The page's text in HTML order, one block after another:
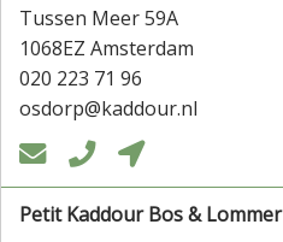
Tussen Meer 59A
1068EZ Amsterdam
020 223 71 96
osdorp@kaddour.nl
  
Petit Kaddour Bos & Lommer